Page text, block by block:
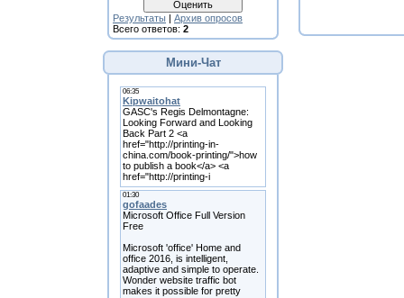
Результаты | Архив опросов
Всего ответов: 2
Мини-Чат